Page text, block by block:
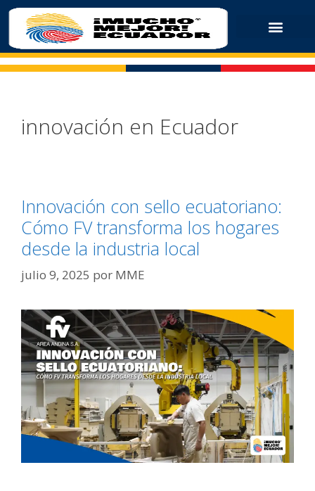
innovación en Ecuador
Innovación con sello ecuatoriano:
Cómo FV transforma los hogares
desde la industria local
julio 9, 2025 por MME